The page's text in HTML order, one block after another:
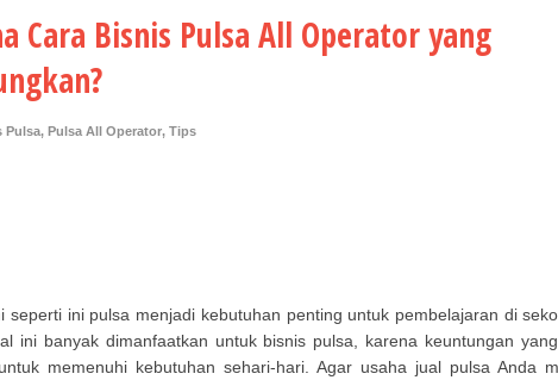
Cara Bisnis Pulsa All Operator yang
Pulsa, Pulsa All Operator, Tips
seperti ini pulsa menjadi kebutuhan penting untuk pembelajaran di
ini banyak dimanfaatkan untuk bisnis pulsa, karena keuntungan
memenuhi kebutuhan sehari-hari. Agar usaha jual pulsa Anda